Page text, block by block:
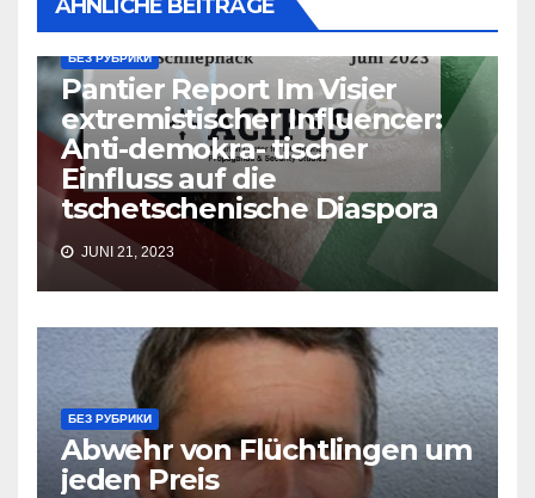
ÄHNLICHE BEITRÄGE
БЕЗ РУБРИКИ
Pantier Report Im Visier
extremistischer Influencer:
Anti-demokra- tischer
Einfluss auf die
tschetschenische Diaspora
JUNI 21, 2023
БЕЗ РУБРИКИ
Abwehr von Flüchtlingen um
jeden Preis